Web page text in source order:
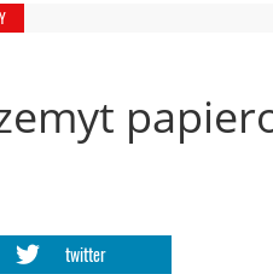
twitter